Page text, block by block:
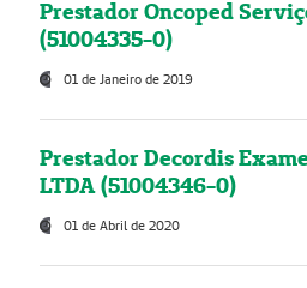
Prestador Oncoped
(51004335-0)
01 de Janeiro de 2019
Prestador Decordis
LTDA (51004346-0)
01 de Abril de 2020